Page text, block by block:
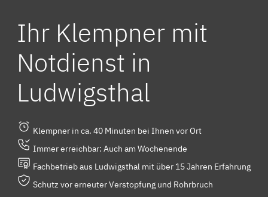
Ihr Klempner mit
Notdienst in
Ludwigsthal
Klempner in ca. 40 Minuten bei Ihnen vor Ort
Immer erreichbar: Auch am Wochenende
Fachbetrieb aus Ludwigsthal mit über 15 Jahren Erfahrung
Schutz vor erneuter Verstopfung und Rohrbruch